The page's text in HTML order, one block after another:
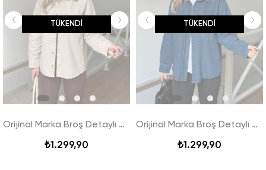
TÜKENDI
Orijinal Marka Broş Detaylı Denim Gömlek Ceket - Taş
₺1.299,90
TÜKENDI
Orijinal Marka Broş Detaylı Denim Gömlek Ceket - Mavi
₺1.299,90